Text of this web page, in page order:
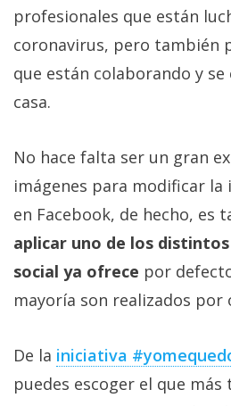
+
temas
Foros
Contacto
Sobre
nosotros
Publicidad
/
Cambiar
profesionales que están
coronavirus, pero también
que están colaborando y
casa.
No hace falta ser un gran
imágenes para modificar la
en Facebook, de hecho, es
aplicar uno de los
social ya ofrece por
mayoría son realizados por
De la iniciativa
puedes escoger el que